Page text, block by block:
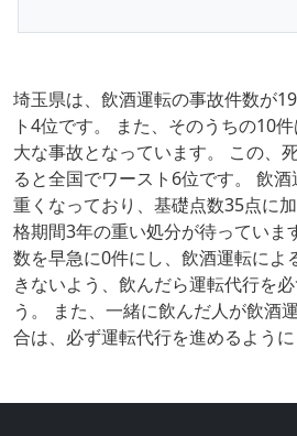
埼玉県は、飲酒運転の事故件数が
ト4位です。 また、そのうちの10
大な事故となっています。 この、
ると全国でワースト6位です。 飲
重くなっており、基礎点数35点に
格期間3年の重い処分が待っていま
数を早急に0件にし、飲酒運転によ
きないよう、飲んだら運転代行を
う。 また、一緒に飲んだ人が飲酒
合は、必ず運転代行を進めるように